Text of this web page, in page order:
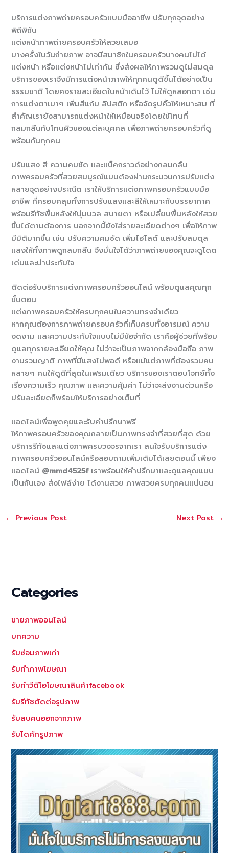
บริการแต่งภาพถ่ายครอบครัวแบบมืออาชีพ ปรับทุกจุดอย่าง
พิถีพิถัน
แต่งหน้าภาพถ่ายครอบครัวให้สวยเสมอ
บางครั้งในวันถ่ายภาพ อาจมีสมาชิกในครอบครัวบางคนไม่ได้
แต่งหน้า หรือแต่งหน้าไม่เท่ากัน ซึ่งส่งผลให้ภาพรวมดูไม่สมดุล
บริการของเราจึงมีการแต่งหน้าภาพให้ทุกคนดูดีขึ้นได้อย่างเป็น
ธรรมชาติ โดยคงรายละเอียดใบหน้าเดิมไว้ ไม่ให้ดูหลอกตา เช่น
การแต่งตาเบาๆ เพิ่มสีแก้ม ลิปสติก หรือจัดรูปคิ้วให้เหมาะสม ที่
สำคัญเรายังสามารถแต่งหน้าให้เหมือนจริงโดยใช้โทนที่
กลมกลืนกับโทนผิวของแต่ละบุคคล เพื่อภาพถ่ายครอบครัวที่ดู
พร้อมกันทุกคน
ปรับแสง สี ความคมชัด และแบ็คกราวด์อย่างกลมกลืน
ภาพครอบครัวที่สวยสมบูรณ์แบบต้องผ่านกระบวนการปรับแต่ง
หลายจุดอย่างประณีต เราให้บริการแต่งภาพครอบครัวแบบมือ
อาชีพ ที่ครอบคลุมทั้งการปรับแสงและสีให้เหมาะกับบรรยากาศ
พร้อมรีทัชพื้นหลังให้นุ่มนวล สบายตา หรือเปลี่ยนพื้นหลังให้สวย
ขึ้นได้ตามต้องการ นอกจากนี้ยังใส่รายละเอียดต่างๆ เพื่อให้ภาพ
มีมิติมากขึ้น เช่น ปรับความคมชัด เพิ่มไฮไลต์ และปรับสมดุล
แสงให้ทั้งภาพดูกลมกลืน จึงมั่นใจได้ว่าภาพถ่ายของคุณจะดูโดด
เด่นและน่าประทับใจ
ติดต่อรับบริการแต่งภาพครอบครัวออนไลน์ พร้อมดูแลคุณทุก
ขั้นตอน
แต่งภาพครอบครัวให้ครบทุกคนในความทรงจำเดียว
หากคุณต้องการภาพถ่ายครอบครัวที่เก็บครบทั้งอารมณ์ ความ
งดงาม และความประทับใจแบบไม่มีข้อจำกัด เราคือผู้ช่วยที่พร้อม
ดูแลทุกรายละเอียดให้คุณ ไม่ว่าจะเป็นภาพจากกล้องมือถือ ภาพ
งานรวมญาติ ภาพที่มีแสงไม่พอดี หรือแม้แต่ภาพที่ต้องรวมคน
หลายๆ คนให้ดูดีที่สุดในเฟรมเดียว บริการของเราตอบโจทย์ทั้ง
เรื่องความเร็ว คุณภาพ และความคุ้มค่า ไม่ว่าจะส่งงานด่วนหรือ
ปรับละเอียดก็พร้อมให้บริการอย่างเต็มที่
แอดไลน์เพื่อพูดคุยและรับคำปรึกษาฟรี
ให้ภาพครอบครัวของคุณกลายเป็นภาพทรงจำที่สวยที่สุด ด้วย
บริการรีทัชและแต่งภาพครบวงจรจากเรา สนใจรับบริการแต่ง
ภาพครอบครัวออนไลน์หรือสอบถามเพิ่มเติมได้เลยตอนนี้ เพียง
แอดไลน์ @mmd4525fเราพร้อมให้คำปรึกษาและดูแลคุณแบบ
เป็นกันเอง ส่งไฟล์ง่าย ได้งานสวย ภาพสวยครบทุกคนแน่นอน
← Previous Post Next Post →
Categories
ขายภาพออนไลน์
บทความ
รับซ่อมภาพเก่า
รับทำภาพโฆษณา
รับทำวีดีโอโฆษณาสินค้าfacebook
รับรีทัชตัดต่อรูปภาพ
รับลบคนออกจากภาพ
รับไดคัทรูปภาพ